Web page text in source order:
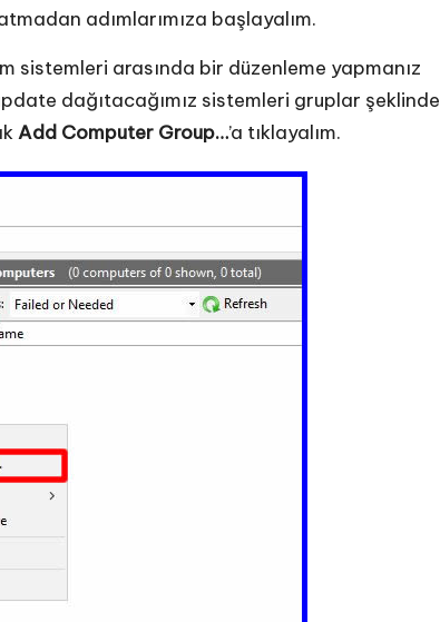
adımlarımıza başlayalım.
sistemleri arasında bir düzenleme yapmanız
dağıtacağımız sistemleri gruplar şeklinde
Add Computer Group…’a tıklayalım.